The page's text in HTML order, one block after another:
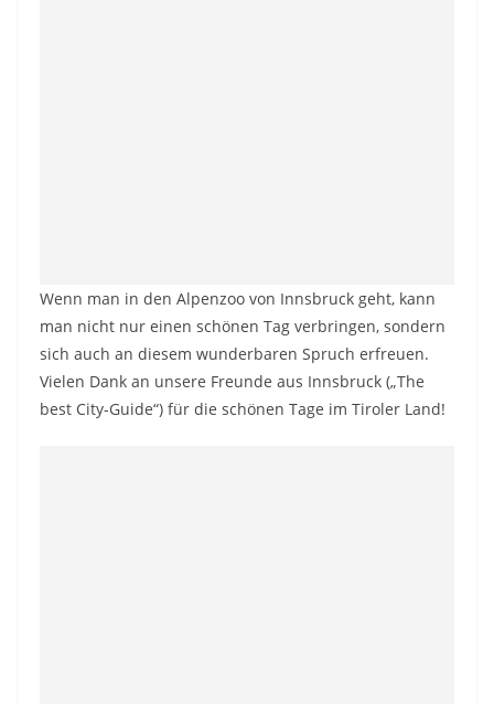
Wenn man in den Alpenzoo von Innsbruck geht, kann
man nicht nur einen schönen Tag verbringen, sondern
sich auch an diesem wunderbaren Spruch erfreuen.
Vielen Dank an unsere Freunde aus Innsbruck („The
best City-Guide“) für die schönen Tage im Tiroler Land!